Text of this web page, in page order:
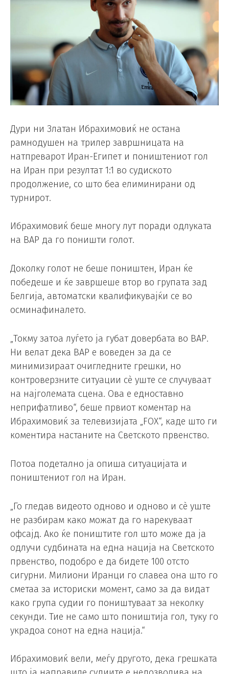
Дури ни Златан Ибрахимовиќ не остана
рамнодушен на трилер завршницата на
натпреварот Иран-Египет и поништениот гол
на Иран при резултат 1:1 во судиското
продолжение, со што беа елиминирани од
турнирот.
Ибрахимовиќ беше многу лут поради одлуката
на ВАР да го поништи голот.
Доколку голот не беше поништен, Иран ќе
победеше и ќе завршеше втор во групата зад
Белгија, автоматски квалификувајќи се во
осминафиналето.
„Токму затоа луѓето ја губат довербата во ВАР.
Ни велат дека ВАР е воведен за да се
минимизираат очигледните грешки, но
контроверзните ситуации сè уште се случуваат
на најголемата сцена. Ова е едноставно
неприфатливо“, беше првиот коментар на
Ибрахимовиќ за телевизијата „FOX“, каде што ги
коментира настаните на Светското првенство.
Потоа подетално ја опиша ситуацијата и
поништениот гол на Иран.
„Го гледав видеото одново и одново и сè уште
не разбирам како можат да го нарекуваат
офсајд. Ако ќе поништите гол што може да ја
одлучи судбината на една нација на Светското
првенство, подобро е да бидете 100 отсто
сигурни. Милиони Иранци го славеа она што го
сметаа за историски момент, само за да видат
како група судии го поништуваат за неколку
секунди. Тие не само што поништија гол, туку го
украдоа сонот на една нација.“
Ибрахимовиќ вели, меѓу другото, дека грешката